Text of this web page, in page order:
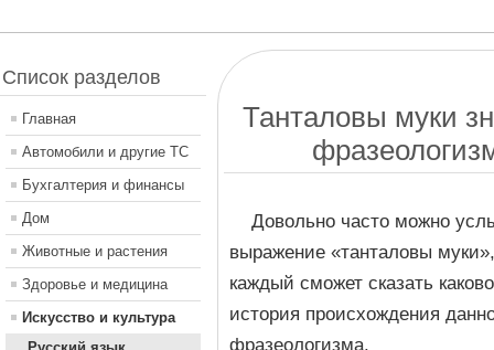
Список разделов
Главная
Автомобили и другие ТС
Бухгалтерия и финансы
Дом
Животные и растения
Здоровье и медицина
Искусство и культура
Танталовы муки
Довольно часто можно
выражение «танталовы
каждый сможет сказать
история происхождения
фразеологизма.